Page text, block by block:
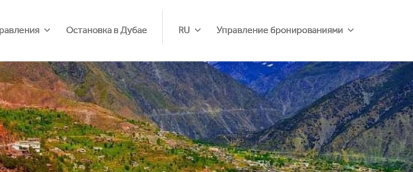
Остановка в Дубае RU Управление бронированиями